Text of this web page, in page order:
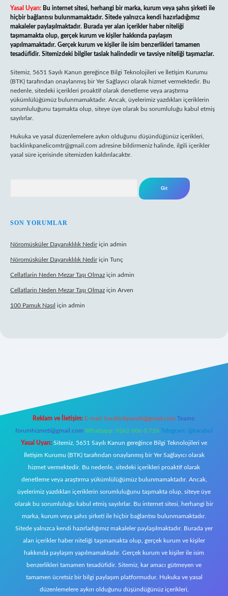
Yasal Uyarı: Bu internet sitesi, herhangi bir marka, kurum veya şahıs şirketi ile
hiçbir bağlantısı bulunmamaktadır. Sitede yalnızca kendi hazırladığımız
makaleler paylaşılmaktadır. Burada yer alan içerikler haber niteliği
taşımamakta olup, gerçek kurum ve kişiler hakkında paylaşım
yapılmamaktadır. Gerçek kurum ve kişiler ile isim benzerlikleri tamamen
tesadüfidir. Sitemizdeki bilgiler taslak halindedir ve tavsiye niteliği taşımazlar.
Sitemiz, 5651 Sayılı Kanun gereğince Bilgi Teknolojileri ve İletişim Kurumu
(BTK) tarafından onaylanmış bir Yer Sağlayıcı olarak hizmet vermektedir. Bu
nedenle, sitedeki içerikleri proaktif olarak denetleme veya araştırma
yükümlülüğümüz bulunmamaktadır. Ancak, üyelerimiz yazdıkları içeriklerin
sorumluluğunu taşımakta olup, siteye üye olarak bu sorumluluğu kabul etmiş
sayılırlar.
Hukuka ve yasal düzenlemelere aykırı olduğunu düşündüğünüz içerikleri,
backlinkpanelicomtr@gmail.com adresine bildirmeniz halinde, ilgili içerikler
yasal süre içerisinde sitemizden kaldırılacaktır.
SON YORUMLAR
Nöromüsküler Dayanıklılık Nediriçin admin
Nöromüsküler Dayanıklılık Nediriçin Tunç
Cellatlarin Neden Mezar Taşı Olmaz için admin
Cellatlarin Neden Mezar Taşı Olmaz için Arven
100 Pamuk Nasıl için admin
Reklam ve İletişim: E-mail: backlinkpaneli@gmail.com Teams:
forumhizmeti@gmail.com Whatsapp: 0262 606 0 726 Telegram: @karabul
Yasal Uyarı: Sitemiz, 5651 Sayılı Kanun gereğince Bilgi Teknolojileri ve
İletişim Kurumu (BTK) tarafından onaylanmış bir Yer Sağlayıcı olarak
hizmet vermektedir. Bu nedenle, sitedeki içerikleri proaktif olarak
denetleme veya araştırma yükümlülüğümüz bulunmamaktadır. Ancak,
üyelerimiz yazdıkları içeriklerin sorumluluğunu taşımakta olup, siteye üye
olarak bu sorumluluğu kabul etmiş sayılırlar. Bu internet sitesi, herhangi bir
marka, kurum veya şahıs şirketi ile hiçbir bağlantısı bulunmamaktadır.
Sitede yalnızca kendi hazırladığımız makaleler paylaşılmaktadır. Burada yer
alan içerikler haber niteliği taşımamakta olup, gerçek kurum ve kişiler
hakkında paylaşım yapılmamaktadır. Gerçek kurum ve kişiler ile isim
benzerlikleri tamamen tesadüfidir. Sitemiz, kar amacı gütmeyen ve
tamamen ücretsiz bir bilgi paylaşım platformudur. Hukuka ve yasal
düzenlemelere aykırı olduğunu düşündüğünüz içerikleri,